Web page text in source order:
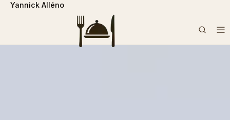
```php
Yannick Alléno